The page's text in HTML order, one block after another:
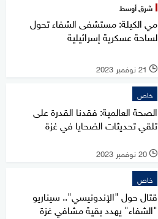
شرق أوسط
مي الكيلة: مستشفى الشفاء تحول
لساحة عسكرية إسرائيلية
l 21 نوفمبر 2023
خاص
الصحة العالمية: فقدنا القدرة على
تلقي تحديثات الضحايا في غزة
l 20 نوفمبر 2023
خاص
قتال حول "الإندونيسي".. سيناريو
"الشفاء" يهدد بقية مشافي غزة